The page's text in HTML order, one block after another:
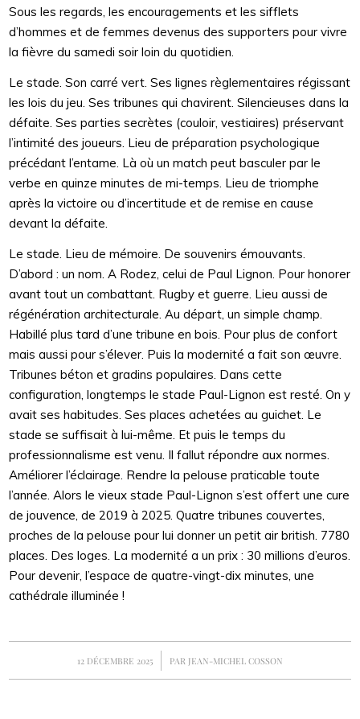
Sous les regards, les encouragements et les sifflets
d’hommes et de femmes devenus des supporters pour vivre
la fièvre du samedi soir loin du quotidien.
Le stade. Son carré vert. Ses lignes règlementaires régissant
les lois du jeu. Ses tribunes qui chavirent. Silencieuses dans la
défaite. Ses parties secrètes (couloir, vestiaires) préservant
l’intimité des joueurs. Lieu de préparation psychologique
précédant l’entame. Là où un match peut basculer par le
verbe en quinze minutes de mi-temps. Lieu de triomphe
après la victoire ou d’incertitude et de remise en cause
devant la défaite.
Le stade. Lieu de mémoire. De souvenirs émouvants.
D’abord : un nom. A Rodez, celui de Paul Lignon. Pour honorer
avant tout un combattant. Rugby et guerre. Lieu aussi de
régénération architecturale. Au départ, un simple champ.
Habillé plus tard d’une tribune en bois. Pour plus de confort
mais aussi pour s’élever. Puis la modernité a fait son œuvre.
Tribunes béton et gradins populaires. Dans cette
configuration, longtemps le stade Paul-Lignon est resté. On y
avait ses habitudes. Ses places achetées au guichet. Le
stade se suffisait à lui-même. Et puis le temps du
professionnalisme est venu. Il fallut répondre aux normes.
Améliorer l’éclairage. Rendre la pelouse praticable toute
l’année. Alors le vieux stade Paul-Lignon s’est offert une cure
de jouvence, de 2019 à 2025. Quatre tribunes couvertes,
proches de la pelouse pour lui donner un petit air british. 7780
places. Des loges. La modernité a un prix : 30 millions d’euros.
Pour devenir, l’espace de quatre-vingt-dix minutes, une
cathédrale illuminée !
12 DÉCEMBRE 2025
/ PAR JEAN-MICHEL COSSON